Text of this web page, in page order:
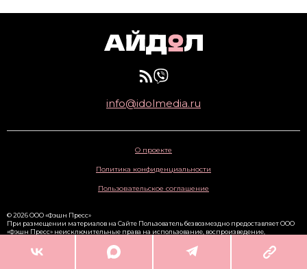
info@idolmedia.ru
О проекте
Политика конфиденциальности
Пользовательское соглашение
© 2026 ООО «Фэшн Пресс»
При размещении материалов на Сайте Пользователь безвозмездно предоставляет ООО
«Фэшн Пресс» неисключительные права на использование, воспроизведение,
материалов и доведение их до всеобщего сведения через сайт
www.idolmedia.ru. 16+